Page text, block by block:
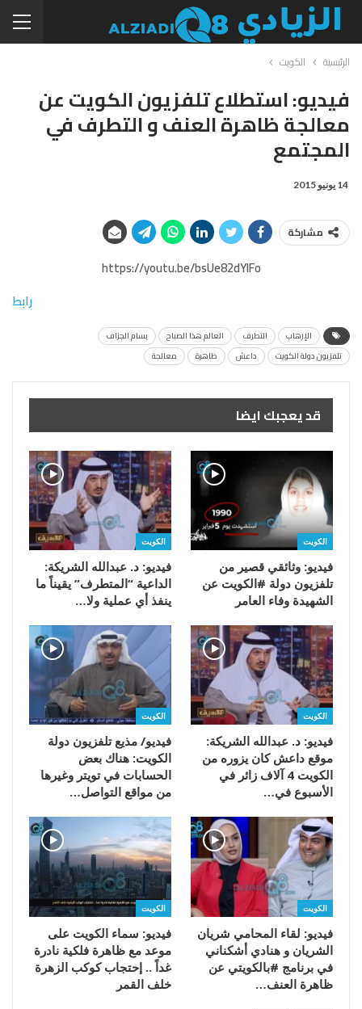
الرئيسية الكويت
فيديو: استطلاع تلفزيون الكويت عن
معالجة ظاهرة العنف و التطرف في
المجتمع
14 يونيو 2015
مشاركة
https://youtu.be/bsUe82dYlFo
رابط
الإرهاب التطرف العالم هذا الصباح
بسام الجزاف
تلفزيون دولة الكويت
داعش ظاهرة معالجة
قد يعجبك ايضا
الكويت
فيديو: وثائقي قصير من
تلفزيون دولة #الكويت عن
الشهيدة وفاء العامر
الكويت
فيديو: د. عبدالله الشريكة:
الداعية “المتطرف” يقيناً ما
ينفذ أي عملية ولا…
الكويت
فيديو: د. عبدالله الشريكة:
موقع داعش كان يزوره من
الكويت 4 آلاف زائر في
الأسبوع في…
الكويت
فيديو/ مذيع تلفزيون دولة
الكويت: هناك بعض
الحسابات في تويتر وغيرها
من مواقع التواصل…
الكويت
فيديو: لقاء المحامي شريان
الشريان و هنادي أشكناني
في برنامج #بالكويتي عن
ظاهرة العنف…
الكويت
فيديو: سماء الكويت على
موعد مع ظاهرة فلكية نادرة
غداً .. إحتجاب كوكب الزهرة
خلف القمر